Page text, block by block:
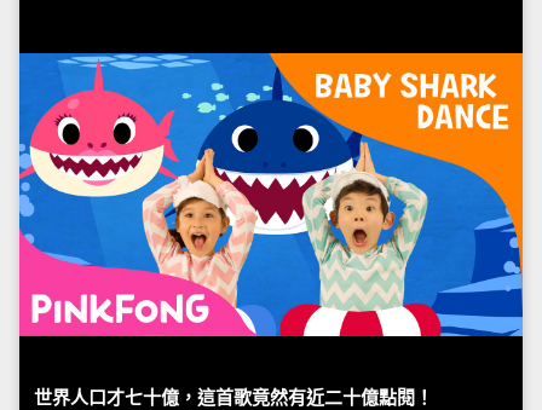
世界人口才七十億，這首歌竟然有近二十億點閱！